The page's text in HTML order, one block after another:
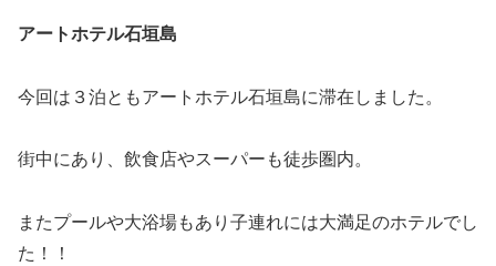
アートホテル石垣島
今回は３泊ともアートホテル石垣島に滞在しました。
街中にあり、飲食店やスーパーも徒歩圏内。
またプールや大浴場もあり子連れには大満足のホテルでし
た！！